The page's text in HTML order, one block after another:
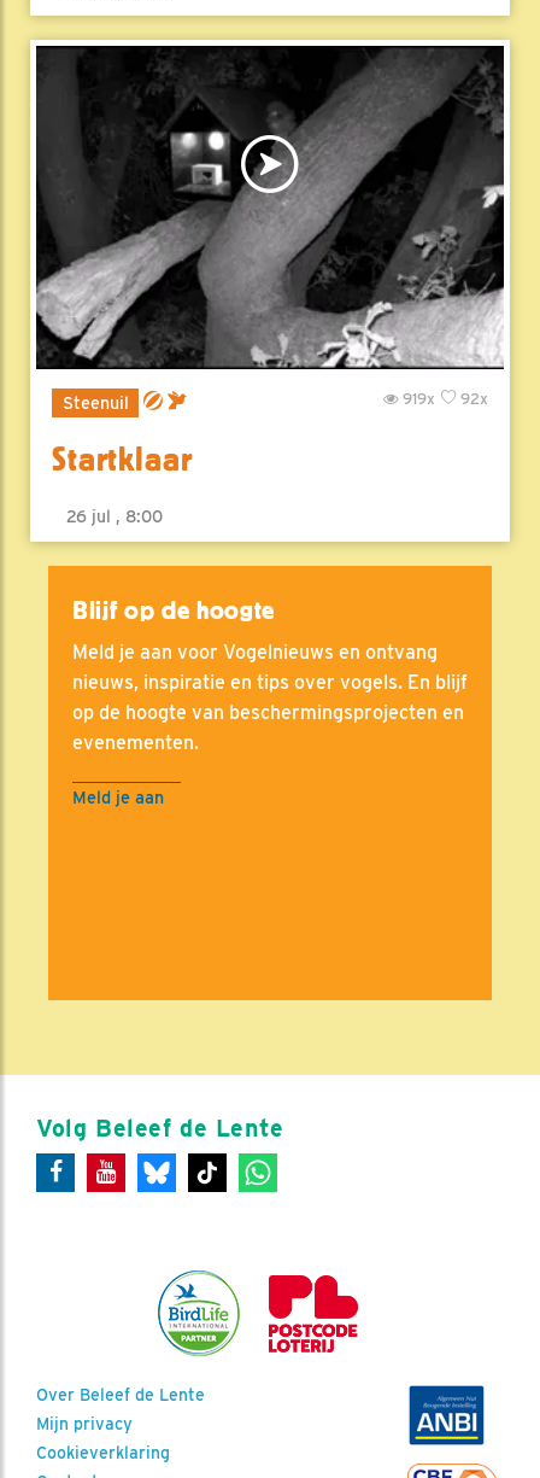
Steenuil 92x
919x
Startklaar
26 jul , 8:00
Blijf op de hoogte
Meld je aan voor Vogelnieuws en ontvang
nieuws, inspiratie en tips over vogels. En blijf
op de hoogte van beschermingsprojecten en
evenementen.
Meld je aan
Volg Beleef de Lente
Over Beleef de Lente
Mijn privacy
Cookieverklaring